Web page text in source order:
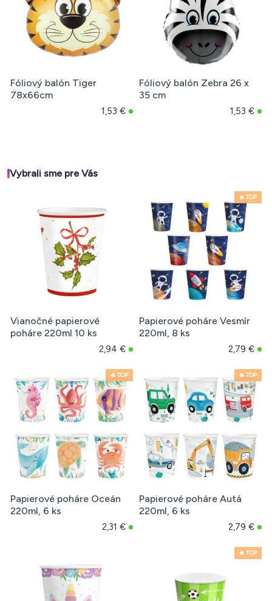
Fóliový balón Tiger
78x66cm
1,53 €
Fóliový balón Zebra 26 x
35 cm
1,53 €
Vybrali sme pre Vás
Vianočné papierové
poháre 220ml 10 ks
2,94 €
🔥 TOP
Papierové poháre Vesmír
220ml, 8 ks
2,79 €
🔥 TOP
Papierové poháre Oceán
220ml, 6 ks
2,31 €
🔥 TOP
Papierové poháre Autá
220ml, 6 ks
2,79 €
🔥 TOP